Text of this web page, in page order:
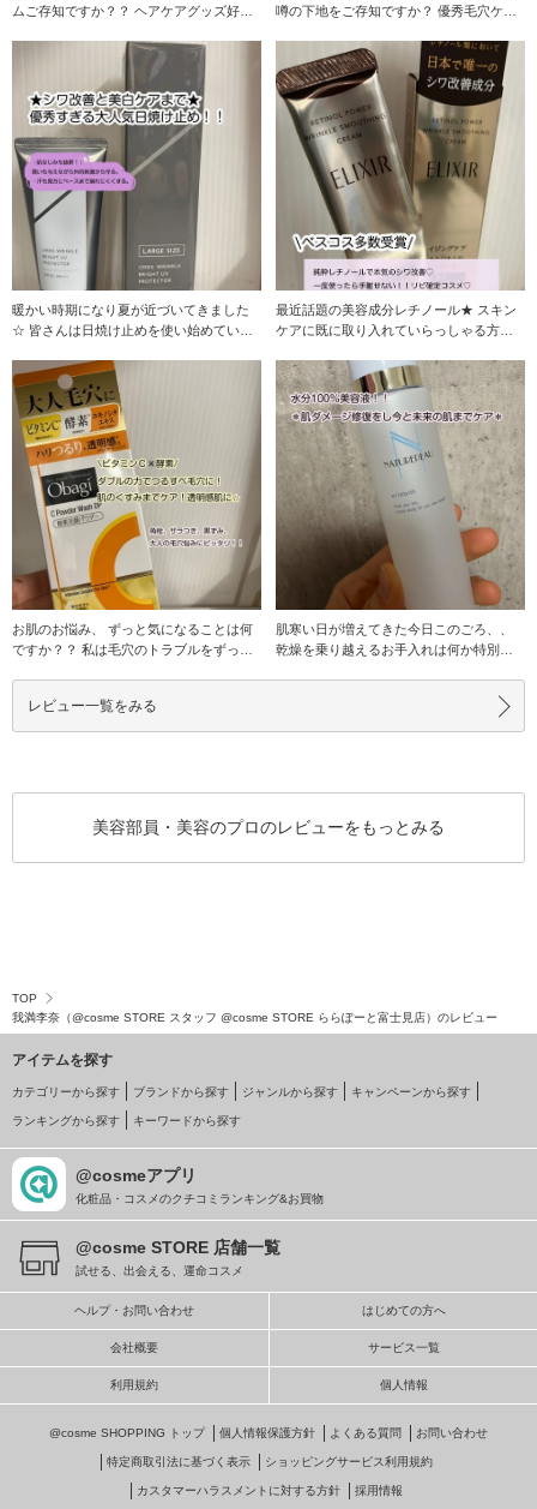
ムご存知ですか？？ ヘアケアグッズ好き
噂の下地をご存知ですか？ 優秀毛穴ケア
暖かい時期になり夏が近づいてきました
☆ 皆さんは日焼け止めを使い始めていま
最近話題の美容成分レチノール★ スキン
ケアに既に取り入れていらっしゃる方も
お肌のお悩み、 ずっと気になることは何
ですか？？ 私は毛穴のトラブルをずっと
肌寒い日が増えてきた今日このごろ、、
乾燥を乗り越えるお手入れは何か特別さ
レビュー一覧をみる
美容部員・美容のプロのレビューをもっとみる
TOP
我満李奈（@cosme STORE スタッフ @cosme STORE ららぽーと富士見店）のレビュー
アイテムを探す
カテゴリーから探す ブランドから探す ジャンルから探す キャンペーンから探す
ランキングから探す キーワードから探す
@cosmeアプリ
化粧品・コスメのクチコミランキング&お買物
@cosme STORE 店舗一覧
試せる、出会える、運命コスメ
ヘルプ・お問い合わせ はじめての方へ
会社概要 サービス一覧
利用規約 個人情報
@cosme SHOPPING トップ 個人情報保護方針 よくある質問 お問い合わせ
特定商取引法に基づく表示 ショッピングサービス利用規約
カスタマーハラスメントに対する方針 採用情報